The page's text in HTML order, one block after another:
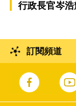
行政長官岑
訂閱頻道